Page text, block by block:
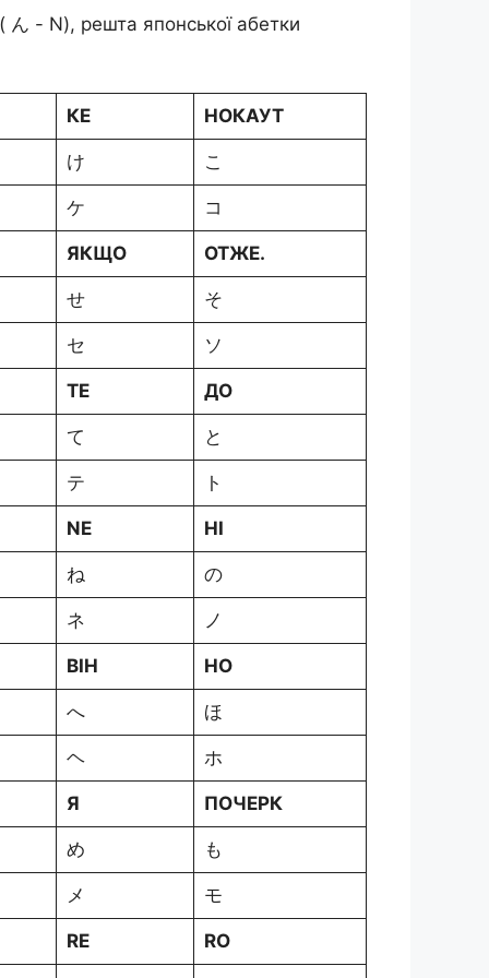
ん - N), решта японської абетки
КЕ НОКАУТ
け こ
ケ コ
ЯКЩО ОТЖЕ.
せ そ
セ ソ
TE ДО
て と
テ ト
NE НІ
ね の
ネ ノ
ВІН HO
へ ほ
ヘ ホ
Я ПОЧЕРК
め も
メ モ
RE RO